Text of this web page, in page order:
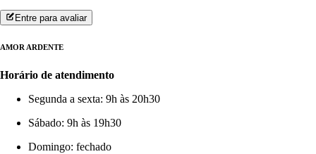
Entre para avaliar
AMOR ARDENTE
Horário de atendimento
Segunda a sexta: 9h às 20h30
Sábado: 9h às 19h30
Domingo: fechado